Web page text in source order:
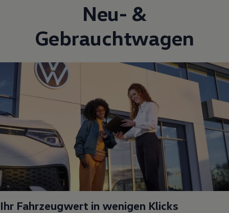
Neu- &
Gebrauchtwagen
Ihr Fahrzeugwert in wenigen Klicks